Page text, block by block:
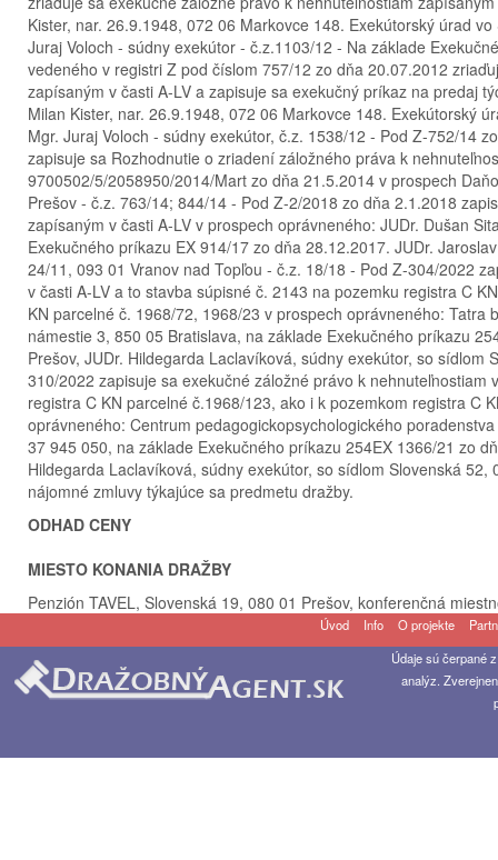
Kister, nar. 26.9.1948, 072 06 Markovce 148. Exekútorský úrad
Juraj Voloch - súdny exekútor - č.z.1103/12 - Na základe
vedeného v registri Z pod číslom 757/12 zo dňa 20.07.2012
zapísaným v časti A-LV a zapisuje sa exekučný príkaz na predaj
Milan Kister, nar. 26.9.1948, 072 06 Markovce 148. Exekútorský
Mgr. Juraj Voloch - súdny exekútor, č.z. 1538/12 - Pod Z-752/14
zapisuje sa Rozhodnutie o zriadení záložného práva k
9700502/5/2058950/2014/Mart zo dňa 21.5.2014 v prospech
Prešov - č.z. 763/14; 844/14 - Pod Z-2/2018 zo dňa 2.1.2018
zapísaným v časti A-LV v prospech oprávneného: JUDr. Dušan
Exekučného príkazu EX 914/17 zo dňa 28.12.2017. JUDr.
24/11, 093 01 Vranov nad Topľou - č.z. 18/18 - Pod Z-304/2022
v časti A-LV a to stavba súpisné č. 2143 na pozemku registra C
KN parcelné č. 1968/72, 1968/23 v prospech oprávneného:
námestie 3, 850 05 Bratislava, na základe Exekučného príkazu
Prešov, JUDr. Hildegarda Laclavíková, súdny exekútor, so
310/2022 zapisuje sa exekučné záložné právo k
registra C KN parcelné č.1968/123, ako i k pozemkom registra C
oprávneného: Centrum pedagogickopsychologického
37 945 050, na základe Exekučného príkazu 254EX 1366/21 zo
Hildegarda Laclavíková, súdny exekútor, so sídlom Slovenská
nájomné zmluvy týkajúce sa predmetu dražby.
ODHAD CENY
MIESTO KONANIA DRAŽBY
Penzión TAVEL, Slovenská 19, 080 01 Prešov, konferenčná
Úvod Info O projekte
Údaje sú čerpané
analýz.